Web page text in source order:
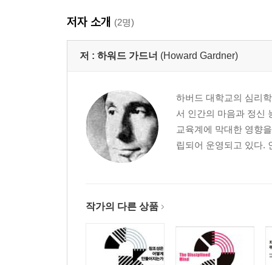
Chapter 3 유전학에서의 마무리
- 과학에서의 훈련은 어떻게 변화되어 왔나
- 통합, 경쟁, 생존
- 도덕적인 딜레마
Chapter 4 연극에서의 열정의 가치
- 연극계의 베테랑들을 만나다
- 윤리적 단절들을 가로지르기
Chapter 5 우리가 배운 것들
- 3가지 괘적들과 도덕적 자유의 곤경
저자 소개 (2명)
저 : 하워드 가드너 (Howard Gardner)
하버드 대학교의 심리
서 인간의 마음과 정신
교육계에 막대한 영향
립되어 운영되고 있다.
작가의 다른 상품